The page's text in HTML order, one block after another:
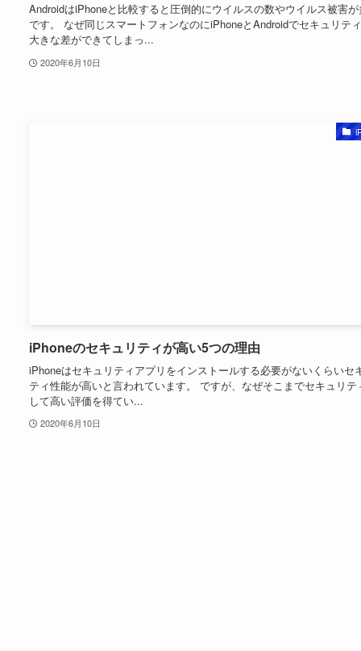
AndroidはiPhoneと比較すると圧倒的にウイルスの数やウイルス被害
です。 なぜ同じスマートフォンなのにiPhoneとAndroidでセキュリテ
大きな差ができてしまっ...
2020年6月10日
iPhoneのセキュリティが高い5つの理由
iPhoneはセキュリティアプリをインストールする必要がないくらいセ
ティ性能が高いと言われています。 ですが、なぜそこまでセキュリテ
して高い評価を得てい...
2020年6月10日